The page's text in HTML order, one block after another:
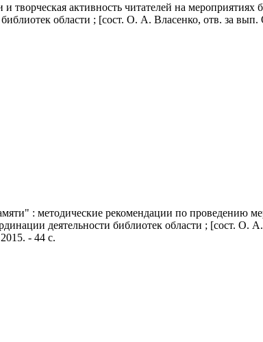
творческая активность читателей на мероприятиях
области ; [сост. О. А. Власенко, отв. за
: методические рекомендации по проведению
деятельности библиотек области ; [сост.
- 44 с.